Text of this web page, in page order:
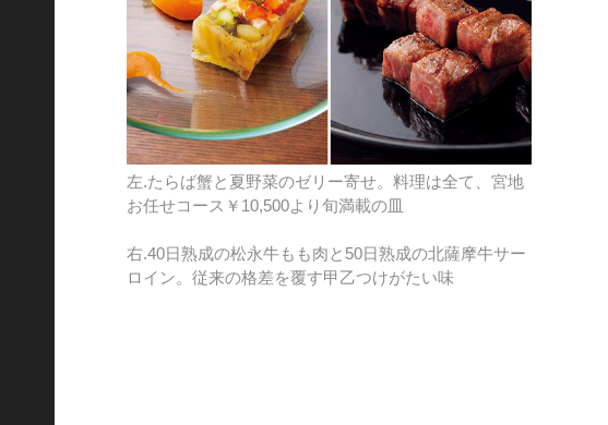
左.たらば蟹と夏野菜のゼリー寄せ。料理は全て、宮地
お任せコース￥10,500より旬満載の皿
右.40日熟成の松永牛もも肉と50日熟成の北薩摩牛サー
ロイン。従来の格差を覆す甲乙つけがたい味